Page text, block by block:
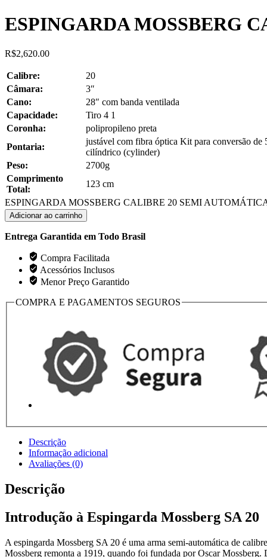
ESPINGARDA MOSSBERG
R$2,620.00
Calibre:
20
Câmara:
3″
Cano:
28″ com banda ventilada
Capacidade:
Tiro 4 1
Coronha:
polipropileno preta
Pontaria:
justável com fibra óptica Kit para conversão
cilíndrico (cylinder)
Peso:
2700g
Comprimento
Total:
123 cm
ESPINGARDA MOSSBERG CALIBRE 20 SEMI AUTOMÁTICA
Adicionar ao carrinho
Entrega Garantida em Todo Brasil
Compra Facilitada
Acessórios Inclusos
Menor Preço Garantido
COMPRA E PAGAMENTOS SEGUROS
Descrição
Informação adicional
Avaliações (0)
Descrição
Introdução à Espingarda Mossberg SA 20
A espingarda Mossberg SA 20 é uma arma semi-automática de
Mossberg remonta a 1919, quando foi fundada por Oscar Mossberg.